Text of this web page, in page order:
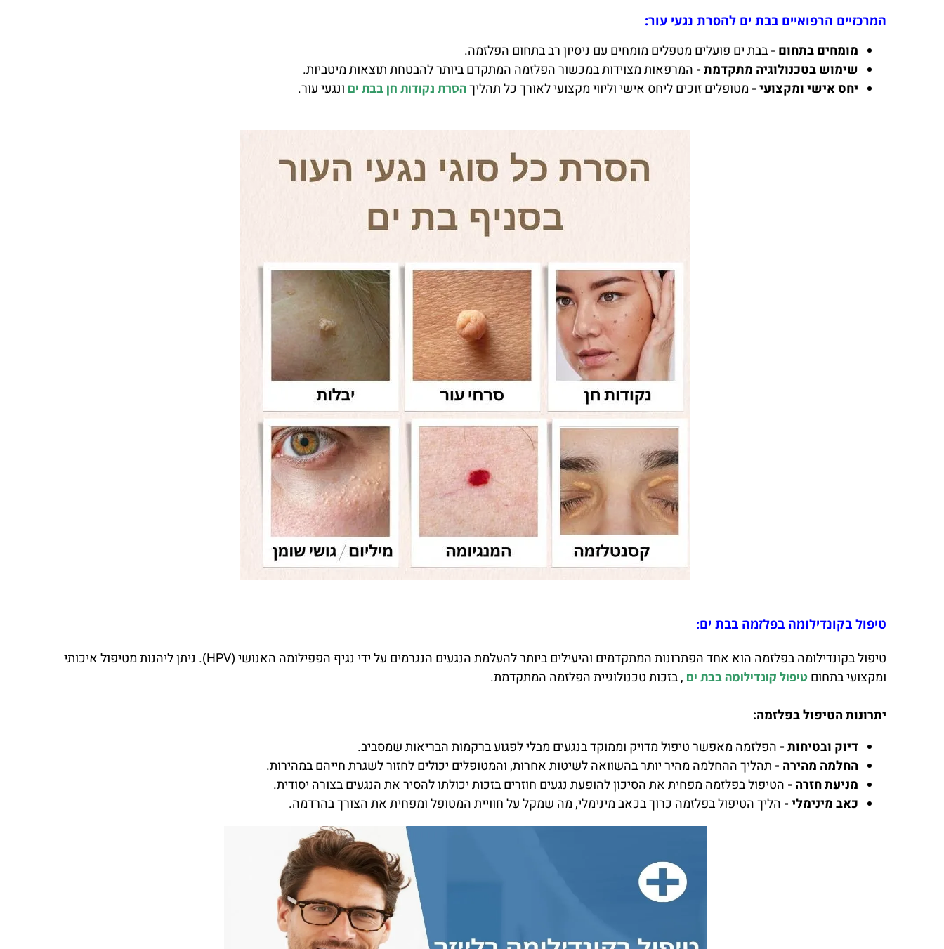
המרכזיים הרפואיים בבת ים להסרת נגעי עור:
מומחים בתחום -בבת ים פועלים מטפלים מומחים עם ניסיון רב בתחום הפלזמה.
שימוש בטכנולוגיה מתקדמת - המרפאות מצוידות במכשור הפלזמה המתקדם ביותר להבטחת תוצאות מיטביות.
יחס אישי ומקצועי - מטופלים זוכים ליחס אישי וליווי מקצועי לאורך כל תהליךהסרת נקודות חן בבת ים ונגעי עור.
טיפול בקונדילומה בפלזמה בבת ים:
טיפול בקונדילומה בפלזמה הוא אחד הפתרונות המתקדמים והיעילים ביותר להעלמת הנגעים הנגרמים על ידי נגיף הפפילומה האנושי (HPV). ניתן ליהנות מטיפול איכותי
ומקצועי בתחום טיפול קונדילומה בבת ים , בזכות טכנולוגיית הפלזמה המתקדמת.
יתרונות הטיפול בפלזמה:
דיוק ובטיחות - הפלזמה מאפשר טיפול מדויק וממוקד בנגעים מבלי לפגוע ברקמות הבריאות שמסביב.
החלמה מהירה - תהליך ההחלמה מהיר יותר בהשוואה לשיטות אחרות, והמטופלים יכולים לחזור לשגרת חייהם במהירות.
מניעת חזרה - הטיפול בפלזמה מפחית את הסיכון להופעת נגעים חוזרים בזכות יכולתו להסיר את הנגעים בצורה יסודית.
כאב מינימלי - הליך הטיפול בפלזמה כרוך בכאב מינימלי, מה שמקל על חוויית המטופל ומפחית את הצורך בהרדמה.